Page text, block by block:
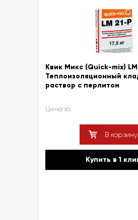
Квик Микс (Quick-mix) LM
Теплоизоляционный
раствор с перлитом
Цена за
В корзину
Купить в 1